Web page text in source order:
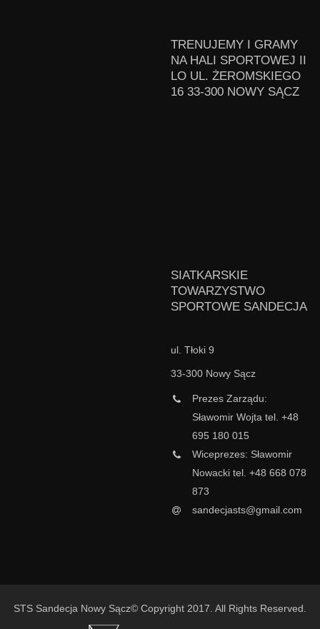
TRENUJEMY I GRAMY
NA HALI SPORTOWEJ II
LO UL. ŻEROMSKIEGO
16 33-300 NOWY SĄCZ
SIATKARSKIE
TOWARZYSTWO
SPORTOWE SANDECJA
ul. Tłoki 9
33-300 Nowy Sącz
Prezes Zarządu:
Sławomir Wojta tel. +48
695 180 015
Wiceprezes: Sławomir
Nowacki tel. +48 668 078
873
sandecjasts@gmail.com
STS Sandecja Nowy Sącz© Copyright 2017. All Rights Reserved.